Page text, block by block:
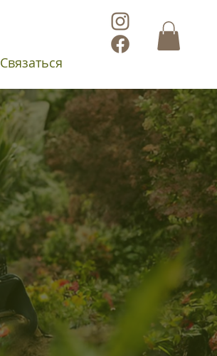
Cвязаться